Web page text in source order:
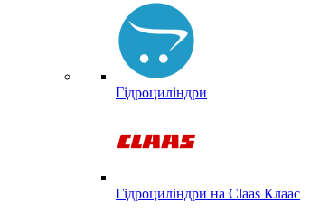
Гідроциліндри
Гідроциліндри на Claas Клаас